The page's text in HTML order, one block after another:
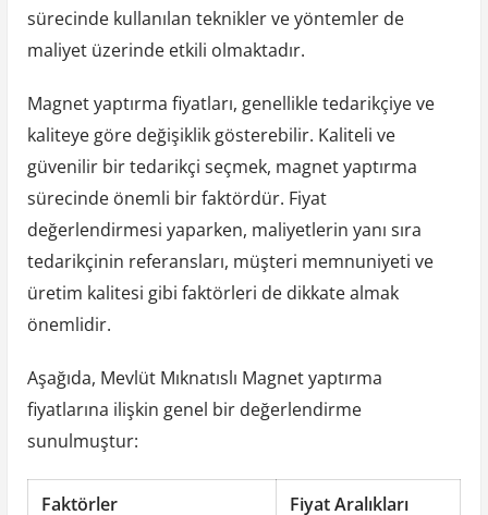
sürecinde kullanılan teknikler ve yöntemler de
maliyet üzerinde etkili olmaktadır.
Magnet yaptırma fiyatları, genellikle tedarikçiye ve
kaliteye göre değişiklik gösterebilir. Kaliteli ve
güvenilir bir tedarikçi seçmek, magnet yaptırma
sürecinde önemli bir faktördür. Fiyat
değerlendirmesi yaparken, maliyetlerin yanı sıra
tedarikçinin referansları, müşteri memnuniyeti ve
üretim kalitesi gibi faktörleri de dikkate almak
önemlidir.
Aşağıda, Mevlüt Mıknatıslı Magnet yaptırma
fiyatlarına ilişkin genel bir değerlendirme
sunulmuştur:
Faktörler Fiyat Aralıkları